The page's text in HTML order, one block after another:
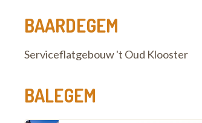
BAARDEGEM
Serviceflatgebouw 't Oud Klooster
BALEGEM